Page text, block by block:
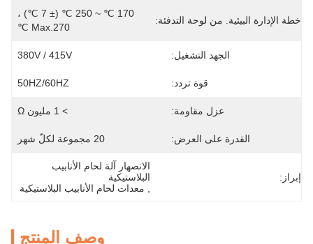
خطة الإدارة البيئية. من لوحة التدفئة:
Max.270 ℃
الجهد التشغيل: 380V / 415V
قوة تردد: 50HZ/60HZ
عزل مقاومة: > 1 مليون Ω
القدرة على العرض: 20 مجموعة لكلّ شهر
إبراز:
البلاستيكية
معدات لحام الأنابيب البلاستيكية
وصف المنتج